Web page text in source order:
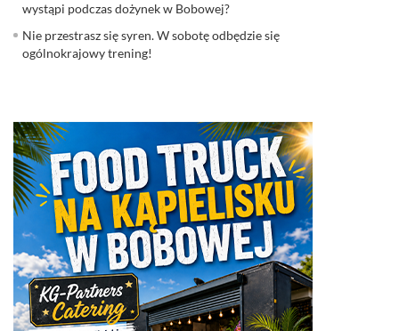
wystąpi podczas dożynek w Bobowej?
Nie przestrasz się syren. W sobotę odbędzie się
ogólnokrajowy trening!